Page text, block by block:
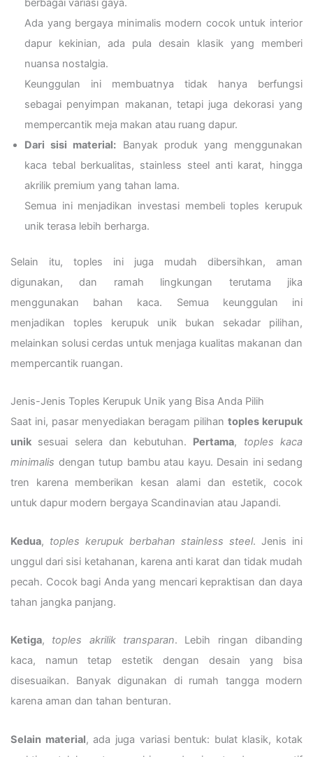
berbagai variasi gaya.
Ada yang bergaya minimalis modern cocok untuk interior
dapur kekinian, ada pula desain klasik yang memberi
nuansa nostalgia.
Keunggulan ini membuatnya tidak hanya berfungsi
sebagai penyimpan makanan, tetapi juga dekorasi yang
mempercantik meja makan atau ruang dapur.
Dari sisi material: Banyak produk yang menggunakan
kaca tebal berkualitas, stainless steel anti karat, hingga
akrilik premium yang tahan lama.
Semua ini menjadikan investasi membeli toples kerupuk
unik terasa lebih berharga.
Selain itu, toples ini juga mudah dibersihkan, aman
digunakan, dan ramah lingkungan terutama jika
menggunakan bahan kaca. Semua keunggulan ini
menjadikan toples kerupuk unik bukan sekadar pilihan,
melainkan solusi cerdas untuk menjaga kualitas makanan dan
mempercantik ruangan.
Jenis-Jenis Toples Kerupuk Unik yang Bisa Anda Pilih
Saat ini, pasar menyediakan beragam pilihantoples kerupuk
unik sesuai selera dan kebutuhan. Pertama, toples kaca
minimalis dengan tutup bambu atau kayu. Desain ini sedang
tren karena memberikan kesan alami dan estetik, cocok
untuk dapur modern bergaya Scandinavian atau Japandi.
Kedua, toples kerupuk berbahan stainless steel. Jenis ini
unggul dari sisi ketahanan, karena anti karat dan tidak mudah
pecah. Cocok bagi Anda yang mencari kepraktisan dan daya
tahan jangka panjang.
Ketiga, toples akrilik transparan. Lebih ringan dibanding
kaca, namun tetap estetik dengan desain yang bisa
disesuaikan. Banyak digunakan di rumah tangga modern
karena aman dan tahan benturan.
Selain material, ada juga variasi bentuk: bulat klasik, kotak